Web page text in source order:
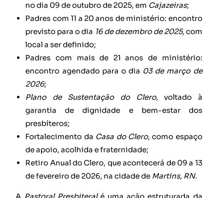
no dia 09 de outubro de 2025, em Cajazeiras;
Padres com 11 a 20 anos de ministério: encontro
previsto para o dia 16 de dezembro de 2025, com
local a ser definido;
Padres com mais de 21 anos de ministério:
encontro agendado para o dia 03 de março de
2026;
Plano de Sustentação do Clero, voltado à
garantia de dignidade e bem-estar dos
presbíteros;
Fortalecimento da Casa do Clero, como espaço
de apoio, acolhida e fraternidade;
Retiro Anual do Clero, que acontecerá de 09 a 13
de fevereiro de 2026, na cidade de Martins, RN.